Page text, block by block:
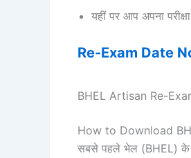
यहीं पर आप अपना
Re-Exam Date
BHEL Artisan Re-
How to Download
सबसे पहले भेल (BHEL) के